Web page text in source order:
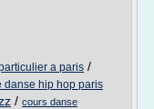
a paris /
danse hip hop paris
/ cours danse